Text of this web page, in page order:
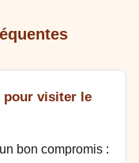
pour visiter le
bon compromis :